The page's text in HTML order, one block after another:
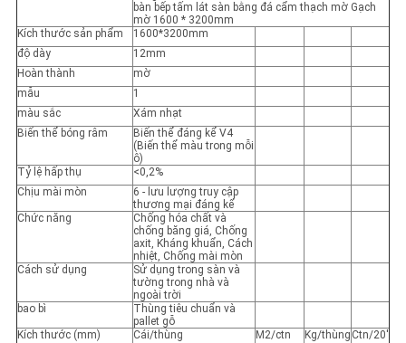
bàn bếp tấm lát sàn bằng đá cẩm thạch mờ Gạch
mờ 1600 * 3200mm
Kích thước sản phẩm
1600*3200mm
độ dày
12mm
Hoàn thành
mờ
mẫu
1
màu sắc
Xám nhạt
Biến thể bóng râm
Biến thể đáng kể V4
(Biến thể màu trong mỗi
ô)
Tỷ lệ hấp thụ
<0,2%
Chịu mài mòn
6 - lưu lượng truy cập
thương mại đáng kể
Chức năng
Chống hóa chất và
chống băng giá, Chống
axit, Kháng khuẩn, Cách
nhiệt, Chống mài mòn
Cách sử dụng
Sử dụng trong sàn và
tường trong nhà và
ngoài trời
bao bì
Thùng tiêu chuẩn và
pallet gỗ
Kích thước (mm)
Cái/thùng M2/ctn Kg/thùng Ctn/20'